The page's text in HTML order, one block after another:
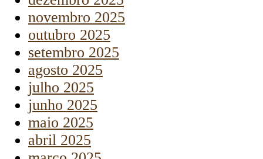
novembro 2025
outubro 2025
setembro 2025
agosto 2025
julho 2025
junho 2025
maio 2025
abril 2025